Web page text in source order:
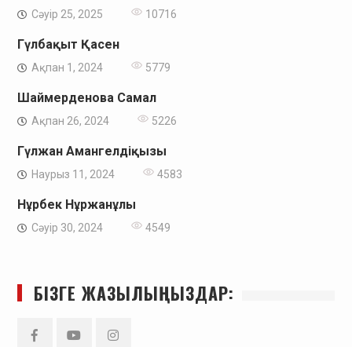
Сәуір 25, 2025 10716
Гүлбақыт Қасен
Ақпан 1, 2024 5779
Шаймерденова Самал
Ақпан 26, 2024 5226
Гүлжан Амангелдіқызы
Наурыз 11, 2024 4583
Нұрбек Нұржанұлы
Сәуір 30, 2024 4549
БІЗГЕ ЖАЗЫЛЫҢЫЗДАР: